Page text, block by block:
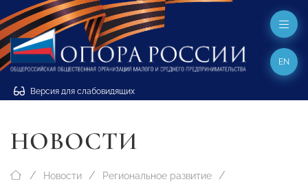
Версия для слабовидящих
EN
НОВОСТИ
Новости Региональное развитие